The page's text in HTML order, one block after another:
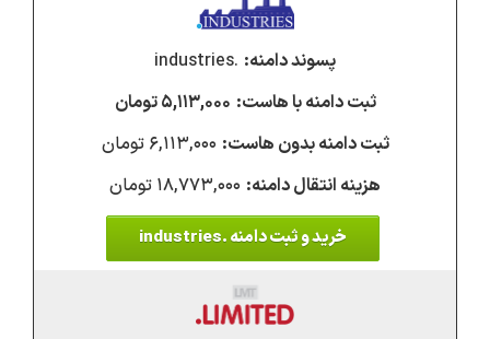
.industries
۵,۱۱۳,۰۰۰ تومان
۶,۱۱۳,۰۰۰ تومان
۱۸,۷۷۳,۰۰۰ تومان
خرید و ثبت دامنه .industries